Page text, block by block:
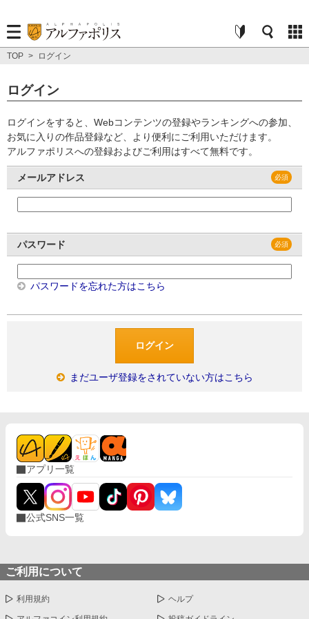
TOP > ログイン
ログイン
ログインをすると、Webコンテンツの登録やランキングへの参加、
お気に入りの作品登録など、より便利にご利用いただけます。
アルファポリスへの登録およびご利用はすべて無料です。
メールアドレス
パスワード
パスワードを忘れた方はこちら
まだユーザ登録をされていない方はこちら
アプリ一覧
公式SNS一覧
ご利用について
利用規約 ヘルプ